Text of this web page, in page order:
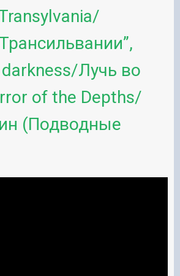
darkness/Лучь во
of the Depths/
(Подводные